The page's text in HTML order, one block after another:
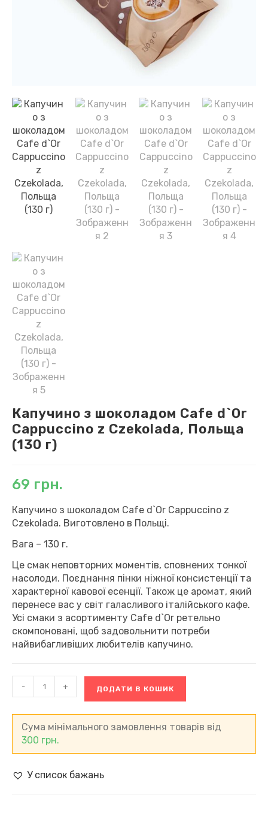
Капучино з шоколадом Cafe d`Or
Cappuccino z Czekolada, Польща
(130 г)
69 грн.
Капучино з шоколадом Cafe d`Or Cappuccino z
Czekolada. Виготовлено в Польщі.
Вага – 130 г.
Це смак неповторних моментів, сповнених тонкої
насолоди. Поєднання пінки ніжної консистенції та
характерної кавової есенції. Також це аромат, який
перенесе вас у світ галасливого італійського кафе.
Усі смаки з асортименту Cafe d`Or ретельно
скомпоновані, щоб задовольнити потреби
найвибагливіших любителів капучино.
Cafe
d`Or
Cappuccino
Польща
- + ДОДАТИ В КОШИК
Сума мінімального замовлення товарів від
300 грн.
У список бажань